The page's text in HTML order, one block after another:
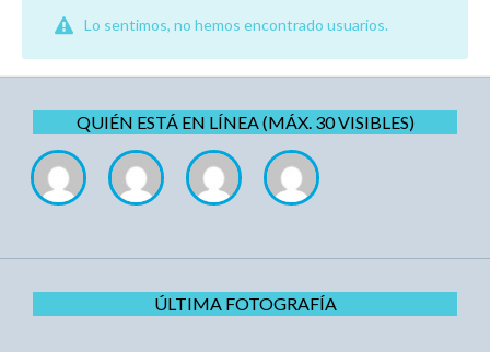
Lo sentimos, no hemos encontrado usuarios.
QUIÉN ESTÁ EN LÍNEA (MÁX. 30 VISIBLES)
ÚLTIMA FOTOGRAFÍA